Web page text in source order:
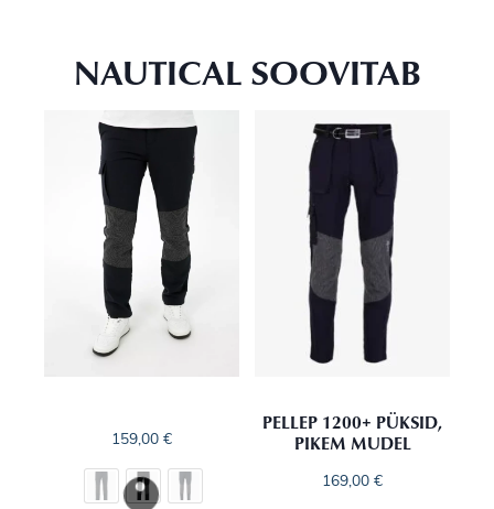
NAUTICAL SOOVITAB
159,00 €
PELLEP 1200+ PÜKSID,
PIKEM MUDEL
169,00€